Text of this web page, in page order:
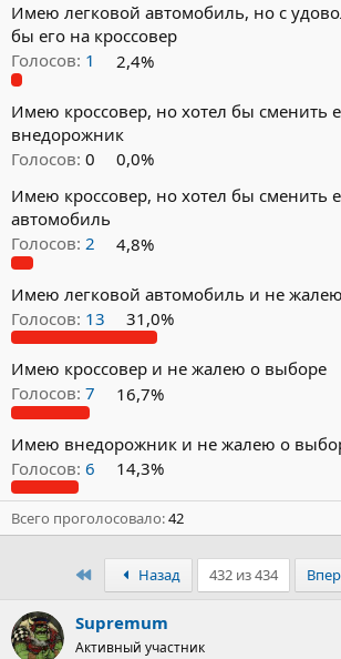
Имею легковой автомобиль, но с
бы его на кроссовер
Голосов: 1 2,4%
Имею кроссовер, но хотел бы сменить
внедорожник
Голосов: 0
0,0%
Имею кроссовер, но хотел бы сменить
автомобиль
Голосов: 2 4,8%
Имею легковой автомобиль и не
Голосов: 13 31,0%
Имею кроссовер и не жалею о выборе
Голосов: 7 16,7%
Имею внедорожник и не жалею о
Голосов: 6 14,3%
Всего проголосовало 42
ПервыйНазад 432 из 434
Supremum
Активный участник